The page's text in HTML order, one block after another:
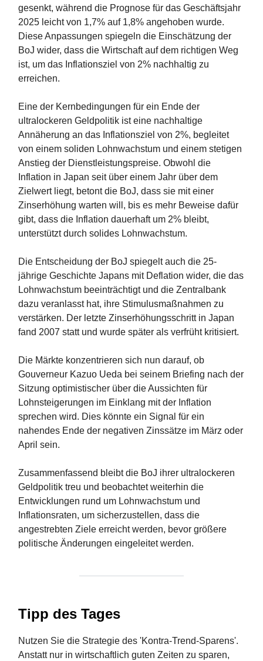
gesenkt, während die Prognose für das Geschäftsjahr
2025 leicht von 1,7% auf 1,8% angehoben wurde.
Diese Anpassungen spiegeln die Einschätzung der
BoJ wider, dass die Wirtschaft auf dem richtigen Weg
ist, um das Inflationsziel von 2% nachhaltig zu
erreichen.
Eine der Kernbedingungen für ein Ende der
ultralockeren Geldpolitik ist eine nachhaltige
Annäherung an das Inflationsziel von 2%, begleitet
von einem soliden Lohnwachstum und einem stetigen
Anstieg der Dienstleistungspreise. Obwohl die
Inflation in Japan seit über einem Jahr über dem
Zielwert liegt, betont die BoJ, dass sie mit einer
Zinserhöhung warten will, bis es mehr Beweise dafür
gibt, dass die Inflation dauerhaft um 2% bleibt,
unterstützt durch solides Lohnwachstum.
Die Entscheidung der BoJ spiegelt auch die 25-
jährige Geschichte Japans mit Deflation wider, die das
Lohnwachstum beeinträchtigt und die Zentralbank
dazu veranlasst hat, ihre Stimulusmaßnahmen zu
verstärken. Der letzte Zinserhöhungsschritt in Japan
fand 2007 statt und wurde später als verfrüht kritisiert.
Die Märkte konzentrieren sich nun darauf, ob
Gouverneur Kazuo Ueda bei seinem Briefing nach der
Sitzung optimistischer über die Aussichten für
Lohnsteigerungen im Einklang mit der Inflation
sprechen wird. Dies könnte ein Signal für ein
nahendes Ende der negativen Zinssätze im März oder
April sein.
Zusammenfassend bleibt die BoJ ihrer ultralockeren
Geldpolitik treu und beobachtet weiterhin die
Entwicklungen rund um Lohnwachstum und
Inflationsraten, um sicherzustellen, dass die
angestrebten Ziele erreicht werden, bevor größere
politische Änderungen eingeleitet werden.
Tipp des Tages
Nutzen Sie die Strategie des 'Kontra-Trend-Sparens'.
Anstatt nur in wirtschaftlich guten Zeiten zu sparen,